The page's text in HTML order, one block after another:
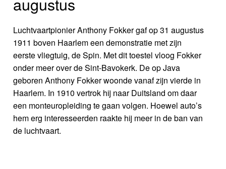
Luchtvaartpionier Anthony Fokker gaf op 31 augustus
1911 boven Haarlem een demonstratie met zijn
eerste vliegtuig, de Spin. Met dit toestel vloog Fokker
onder meer over de Sint-Bavokerk. De op Java
geboren Anthony Fokker woonde vanaf zijn vierde in
Haarlem. In 1910 vertrok hij naar Duitsland om daar
een monteuropleiding te gaan volgen. Hoewel auto’s
hem erg interesseerden raakte hij meer in de ban van
de luchtvaart.